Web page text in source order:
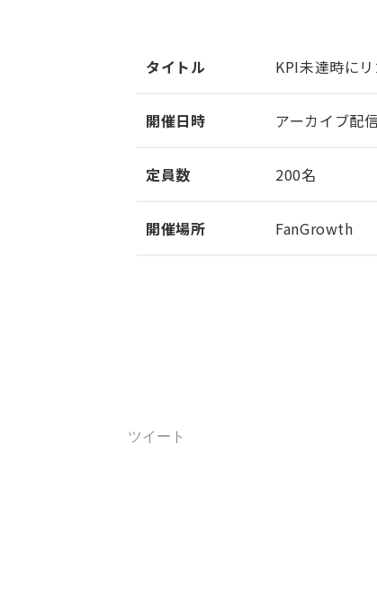
タイトル KPI未達時に
開催日時 アーカイブ配
定員数 200名
開催場所 FanGrowth
ツイート